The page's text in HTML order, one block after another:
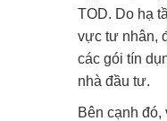
TOD. Do hạ
vực tư nhân,
các gói tín
nhà đầu tư.
Bên cạnh